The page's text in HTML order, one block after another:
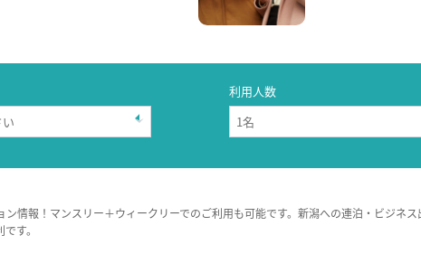
利用人数
情報！マンスリー＋ウィークリーでのご利用も可能です。新潟への連泊・ビジネ
す。